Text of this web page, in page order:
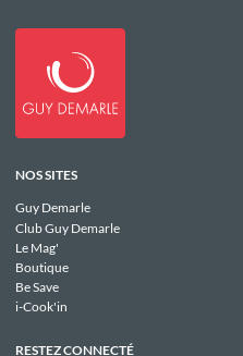
NOS SITES
Guy Demarle
Club Guy Demarle
Le Mag'
Boutique
Be Save
i-Cook'in
RESTEZ CONNECTÉ